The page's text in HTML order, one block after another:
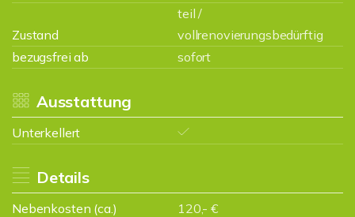
Zustand
teil /
vollrenovierungsbedürftig
bezugsfrei ab
sofort
Ausstattung
Unterkellert
Details
Nebenkosten (ca.)
120,- €